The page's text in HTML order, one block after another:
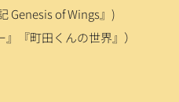
Genesis of Wings』)
『町田くんの世界』）